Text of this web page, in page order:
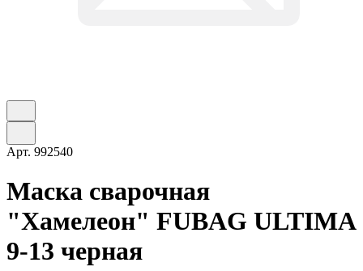
Арт. 992540
Маска сварочная
"Хамелеон" FUBAG ULTIMA
9-13 черная